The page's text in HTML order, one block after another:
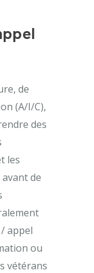
de
(A/I/C),
des
les
de
appel
ou
vétérans